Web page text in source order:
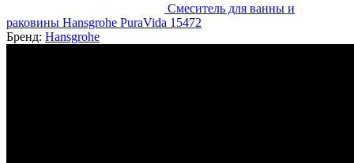
Смеситель для ванны и
раковины Hansgrohe PuraVida 15472
Бренд: Hansgrohe